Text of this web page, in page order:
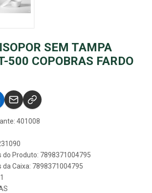
SEM TAMPA
500 COPOBRAS FARDO
401008
do Produto: 7898371004795
da Caixa: 7898371004795